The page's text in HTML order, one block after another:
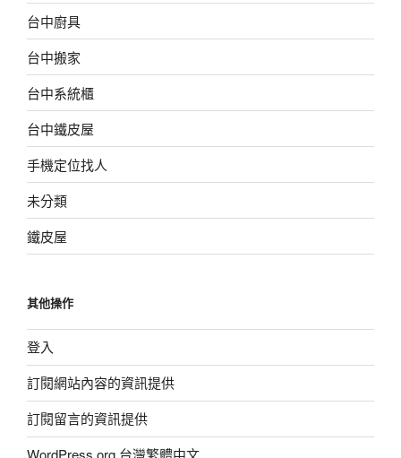
台中廚具
台中搬家
台中系統櫃
台中鐵皮屋
手機定位找人
未分類
鐵皮屋
其他操作
登入
訂閱網站內容的資訊提供
訂閱留言的資訊提供
WordPress.org 台灣繁體中文